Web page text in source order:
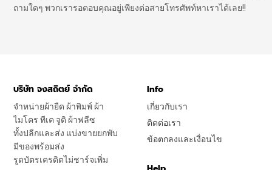
ถามใดๆ พวกเรารอตอบคุณอยู่เพียงต่อสายโทรศัพท์หาเราได้เลย!!
บริษัท จงสถิตย์ จำกัด
จำหน่ายผ้ายืด ผ้าพิมพ์ ผ้า
ไมโคร ทีเค จูติ ผ้าฟลีซ
ทั้งปลีกและส่ง แบ่งขายยกพับ
มีของพร้อมส่ง
รูดบัตรเครดิตไม่ชาร์จเพิ่ม
Info
เกี่ยวกับเรา
ติดต่อเรา
ข้อตกลงและเงื่อนไข